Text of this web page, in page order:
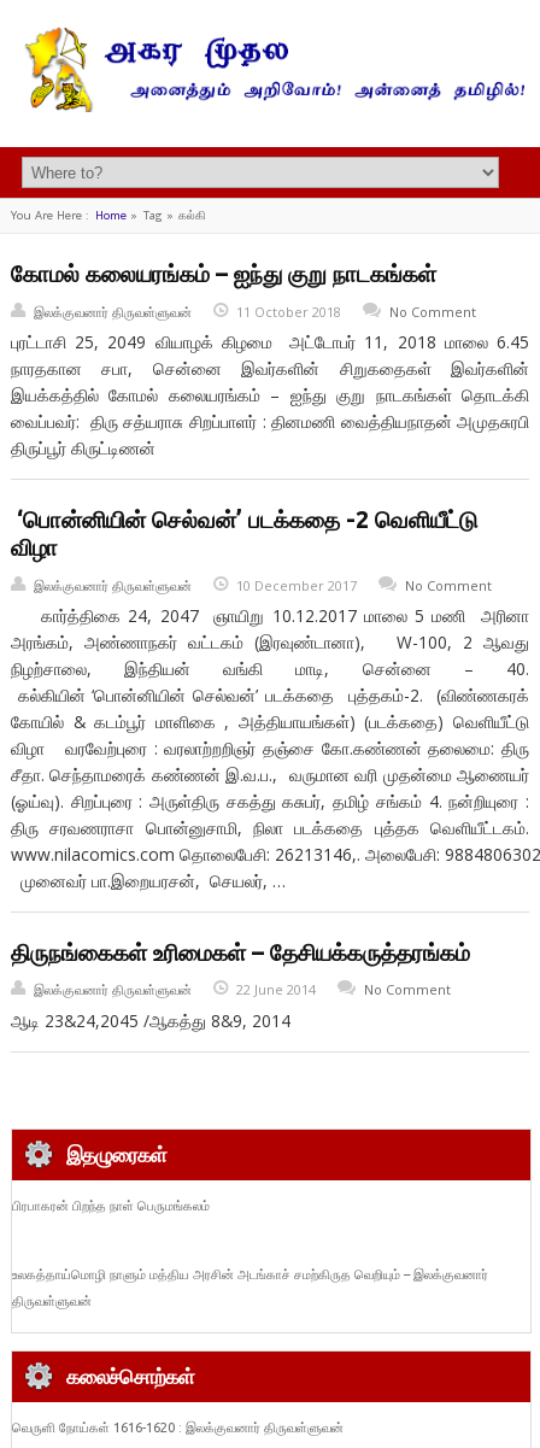
You Are Here : Home» Tag » கல்கி
கோமல் கலையரங்கம் – ஐந்து குறு நாடகங்கள்
இலக்குவனார் திருவள்ளுவன் 11 October 2018 No Comment
புரட்டாசி 25, 2049 வியாழக் கிழமை அட்டோபர் 11, 2018 மாலை 6.45
நாரதகான சபா, சென்னை இவர்களின் சிறுகதைகள் இவர்களின்
இயக்கத்தில் கோமல் கலையரங்கம் – ஐந்து குறு நாடகங்கள் தொடக்கி
வைப்பவர்: திரு சத்யராசு சிறப்பாளர் : தினமணி வைத்தியநாதன் அமுதசுரபி
திருப்பூர் கிருட்டிணன்
‘பொன்னியின் செல்வன்’ படக்கதை -2 வெளியீட்டு
விழா
இலக்குவனார் திருவள்ளுவன் 10 December 2017 No Comment
கார்த்திகை 24, 2047 ஞாயிறு 10.12.2017 மாலை 5 மணி அரினா
அரங்கம், அண்ணாநகர் வட்டகம் (இரவுண்டானா), W-100, 2 ஆவது
நிழற்சாலை, இந்தியன் வங்கி மாடி, சென்னை – 40.
கல்கியின் ‘பொன்னியின் செல்வன்’ படக்கதை புத்தகம்-2. (விண்ணகரக்
கோயில் & கடம்பூர் மாளிகை , அத்தியாயங்கள்) (படக்கதை) வெளியீட்டு
விழா வரவேற்புரை : வரலாற்றறிஞர் தஞ்சை கோ.கண்ணன் தலைமை: திரு
சீதா. செந்தாமரைக் கண்ணன் இ.வ.ப., வருமான வரி முதன்மை ஆணையர்
(ஓய்வு). சிறப்புரை : அருள்திரு சகத்து கசுபர், தமிழ் சங்கம் 4. நன்றியுரை :
திரு சரவணராசா பொன்னுசாமி, நிலா படக்கதை புத்தக வெளியீட்டகம்.
www.nilacomics.com தொலைபேசி: 26213146,. அலைபேசி:
முனைவர் பா.இறையரசன், செயலர், …
திருநங்கைகள் உரிமைகள் – தேசியக்கருத்தரங்கம்
இலக்குவனார் திருவள்ளுவன் 22 June 2014 No Comment
ஆடி 23&24,2045 /ஆகத்து 8&9, 2014
இதழுரைகள்
பிரபாகரன் பிறந்த நாள் பெருமங்கலம்
உலகத்தாய்மொழி நாளும் மத்திய அரசின் அடங்காச் சமற்கிருத வெறியும் – இலக்குவனார்
திருவள்ளுவன்
கலைச்சொற்கள்
வெருளி நோய்கள் 1616-1620 : இலக்குவனார் திருவள்ளுவன்